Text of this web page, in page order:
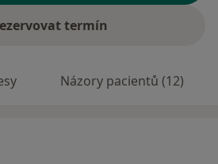
termín
Názory pacientů (12)